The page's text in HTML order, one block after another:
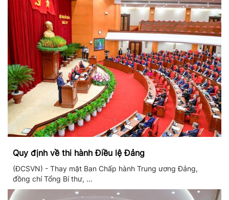
Quy định về thi hành Điều lệ Đảng
(ĐCSVN) - Thay mặt Ban Chấp hành Trung ương Đảng,
đồng chí Tổng Bí thư, ...